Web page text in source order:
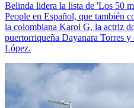
Belinda lidera la lista de 'Los 50
People en Español, que también
la colombiana Karol G, la actriz
puertorriqueña Dayanara Torres
López.